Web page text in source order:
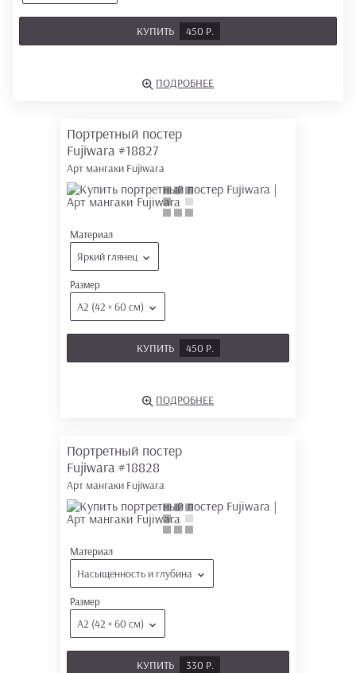
КУПИТЬ 450 Р.
ПОДРОБНЕЕ
Портретный постер
Fujiwara #18827
Арт мангаки Fujiwara
Материал
Яркий глянец
Размер
А2 (42 × 60 см)
КУПИТЬ 450 Р.
ПОДРОБНЕЕ
Портретный постер
Fujiwara #18828
Арт мангаки Fujiwara
Материал
Насыщенность и глубина
Размер
А2 (42 × 60 см)
КУПИТЬ 330 Р.